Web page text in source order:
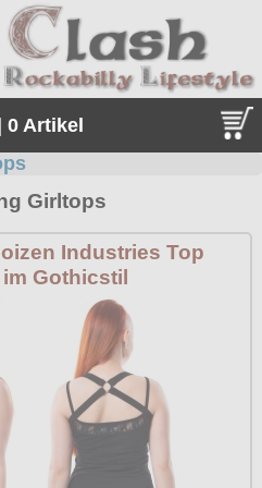
0 Artikel
Gothic
Artikel
Girltops
Industries Top
Gothicstil